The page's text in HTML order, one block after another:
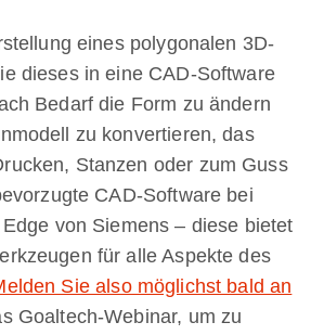
eines polygonalen 3D-
dieses in eine CAD-Software
Bedarf die Form zu ändern
zu konvertieren, das
Stanzen oder zum Guss
CAD-Software bei
von Siemens – diese bietet
für alle Aspekte des
Sie also möglichst bald an
Goaltech-Webinar, um zu